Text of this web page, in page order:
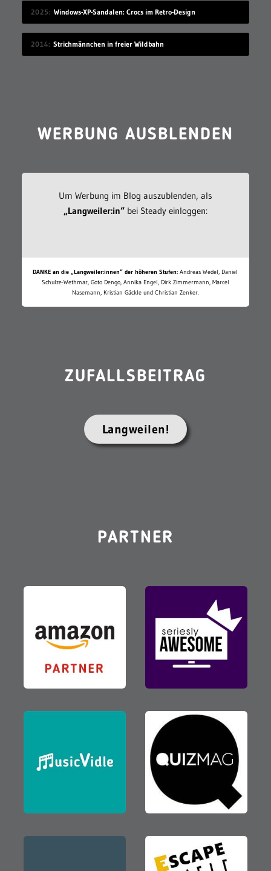
2025 Windows-XP-Sandalen: Crocs im Retro-Design
2014 Strichmännchen in freier Wildbahn
WERBUNG AUSBLENDEN
Um Werbung im Blog auszublenden, als
„Langweiler:in“bei Steady einloggen:
DANKE an die „Langweiler:innen“ der höheren Stufen: Andreas Wedel, Daniel
Schulze-Wethmar, Goto Dengo, Annika Engel, Dirk Zimmermann, Marcel
Nasemann, Kristian Gäckle und Christian Zenker.
ZUFALLSBEITRAG
Langweilen!
PARTNER